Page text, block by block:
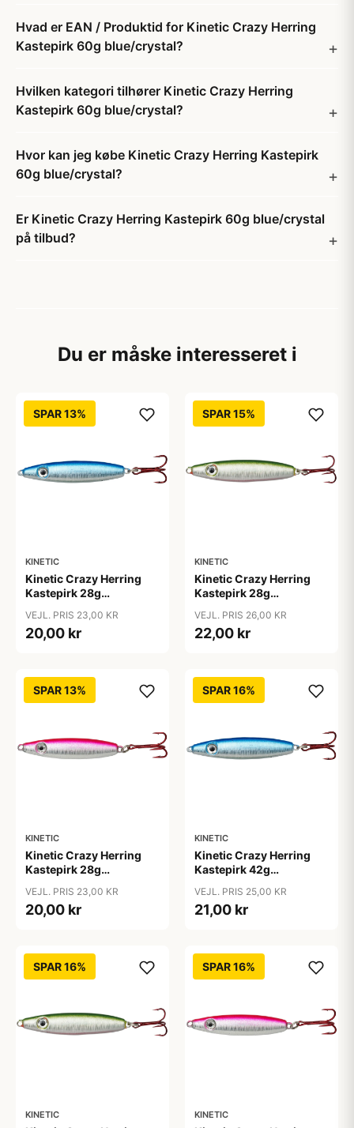
Hvad er EAN / Produktid for Kinetic Crazy Herring
Kastepirk 60g blue/crystal?
Hvilken kategori tilhører Kinetic Crazy Herring
Kastepirk 60g blue/crystal?
Hvor kan jeg købe Kinetic Crazy Herring Kastepirk
60g blue/crystal?
Er Kinetic Crazy Herring Kastepirk 60g blue/crystal
på tilbud?
Du er måske interesseret i
SPAR 13%
KINETIC
Kinetic Crazy Herring
Kastepirk 28g
VEJL. PRIS 23,00 KR
20,00 kr
SPAR 15%
KINETIC
Kinetic Crazy Herring
Kastepirk 28g
VEJL. PRIS 26,00 KR
22,00 kr
SPAR 13%
KINETIC
Kinetic Crazy Herring
Kastepirk 28g
VEJL. PRIS 23,00 KR
20,00 kr
SPAR 16%
KINETIC
Kinetic Crazy Herring
Kastepirk 42g
VEJL. PRIS 25,00 KR
21,00 kr
SPAR 16%
KINETIC
SPAR 16%
KINETIC